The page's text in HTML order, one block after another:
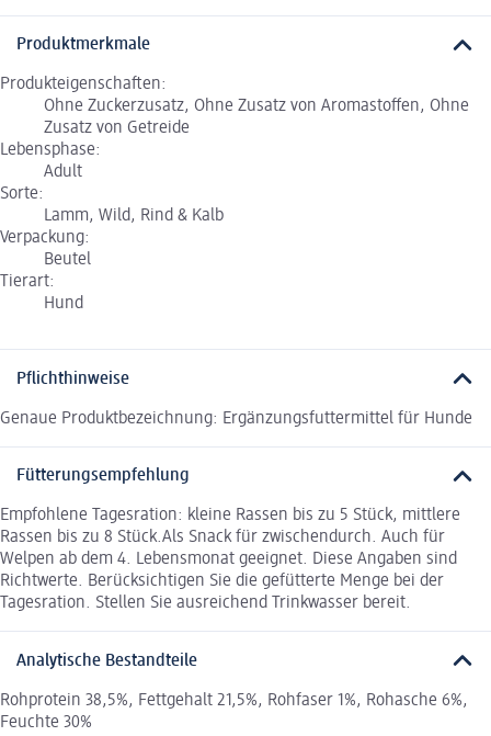
Produktmerkmale
Produkteigenschaften:
Ohne Zuckerzusatz, Ohne Zusatz von Aromastoffen, Ohne
Zusatz von Getreide
Lebensphase:
Adult
Sorte:
Lamm, Wild, Rind & Kalb
Verpackung:
Beutel
Tierart:
Hund
Pflichthinweise
Genaue Produktbezeichnung: Ergänzungsfuttermittel für Hunde
Fütterungsempfehlung
Empfohlene Tagesration: kleine Rassen bis zu 5 Stück, mittlere
Rassen bis zu 8 Stück.Als Snack für zwischendurch. Auch für
Welpen ab dem 4. Lebensmonat geeignet. Diese Angaben sind
Richtwerte. Berücksichtigen Sie die gefütterte Menge bei der
Tagesration. Stellen Sie ausreichend Trinkwasser bereit.
Analytische Bestandteile
Rohprotein 38,5%, Fettgehalt 21,5%, Rohfaser 1%, Rohasche 6%,
Feuchte 30%